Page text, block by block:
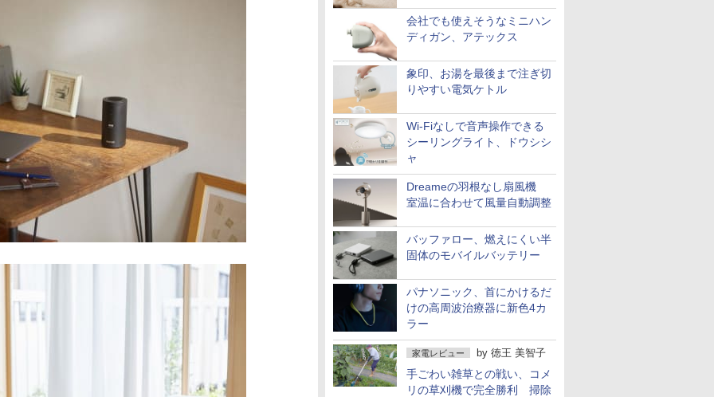
会社でも使えそうなミニハン
ディガン、アテックス
象印、お湯を最後まで注ぎ切
りやすい電気ケトル
Wi-Fiなしで音声操作できる
シーリングライト、ドウシシ
ャ
Dreameの羽根なし扇風機
室温に合わせて風量自動調整
バッファロー、燃えにくい半
固体のモバイルバッテリー
パナソニック、首にかけるだ
けの高周波治療器に新色4カ
ラー
家電レビュー by 徳王 美智子
手ごわい雑草との戦い、コメ
リの草刈機で完全勝利 掃除